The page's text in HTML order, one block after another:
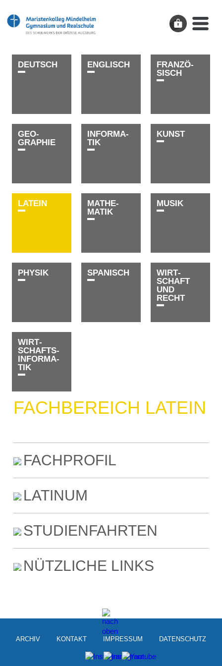
D­E­U­T­S­C­H E­N­G­L­I­S­C­H
FRAN­­­ZÖ­­­­­­
SISCH
GEO­­­­­­
GRAPHIE
I­N­F­O­R­­­M­A­
T­I­K
K­U­N­S­T
L­A­T­E­I­N
MATHE­­­­­­­­­
MATIK
M­U­S­I­K
P­H­Y­S­I­K S­P­A­N­I­S­C­H
WIRT­­­­
SCHAFT
UND
RECHT
WIRT­­­­
SCHAFTS­­
INFOR­MA­
TIK
FACHBEREICH LATEIN
FACHPROFIL
LATINUM
STUDIENFAHRTEN
NÜTZLICHE LINKS
ARCHIV KONTAKT IMPRESSUM DATENSCHUTZ